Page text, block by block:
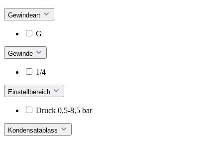
Gewindeart
G
Gewinde
1/4
Einstellbereich
Druck 0,5-8,5 bar
Kondensatablass